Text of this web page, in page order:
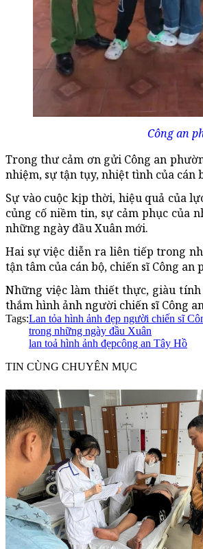
Công an
Trong thư cảm ơn gửi Công an
nhiệm, sự tận tụy, nhiệt tình của
Sự vào cuộc kịp thời, hiệu quả của
củng cố niềm tin, sự cảm phục của
những ngày đầu Xuân mới.
Hai sự việc diễn ra liên tiếp trong
tận tâm của cán bộ, chiến sĩ Công
Những việc làm thiết thực, giàu
thắm hình ảnh người chiến sĩ Công
Tags:Lan tỏa hình ảnh đẹp người chiến sĩ
trong những ngày đầu Xuân
lan toả hình ảnh đẹpcông an Tây Hồ
TIN CÙNG CHUYÊN MỤC